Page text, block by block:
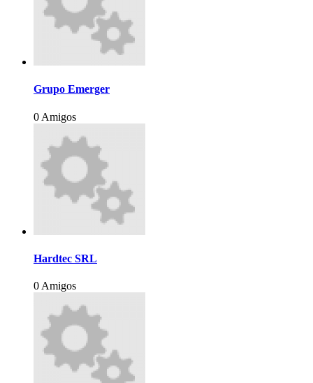
Grupo Emerger
0 Amigos
Hardtec SRL
0 Amigos